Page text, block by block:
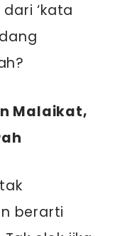
‘kata
Malaikat,
berarti